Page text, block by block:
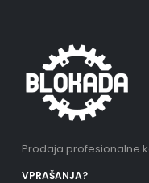
Prodaja profesionalne
VPRAŠANJA?